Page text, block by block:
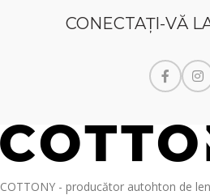
CONECTAŢI-VĂ
COTTONY - producător autohton de